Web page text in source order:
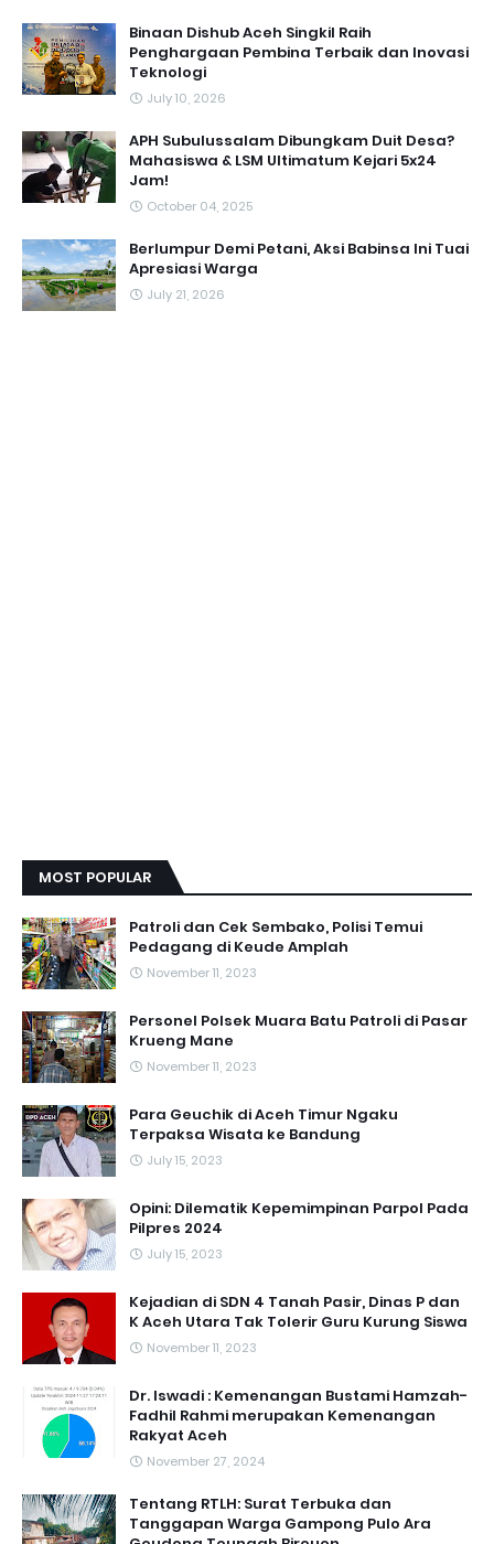
Binaan Dishub Aceh Singkil Raih
Penghargaan Pembina Terbaik dan Inovasi
Teknologi
July 10, 2026
APH Subulussalam Dibungkam Duit Desa?
Mahasiswa & LSM Ultimatum Kejari 5x24
Jam!
October 04, 2025
Berlumpur Demi Petani, Aksi Babinsa Ini Tuai
Apresiasi Warga
July 21, 2026
MOST POPULAR
Patroli dan Cek Sembako, Polisi Temui
Pedagang di Keude Amplah
November 11, 2023
Personel Polsek Muara Batu Patroli di Pasar
Krueng Mane
November 11, 2023
Para Geuchik di Aceh Timur Ngaku
Terpaksa Wisata ke Bandung
July 15, 2023
Opini: Dilematik Kepemimpinan Parpol Pada
Pilpres 2024
July 15, 2023
Kejadian di SDN 4 Tanah Pasir, Dinas P dan
K Aceh Utara Tak Tolerir Guru Kurung Siswa
November 11, 2023
Dr. Iswadi : Kemenangan Bustami Hamzah-
Fadhil Rahmi merupakan Kemenangan
Rakyat Aceh
November 27, 2024
Tentang RTLH: Surat Terbuka dan
Tanggapan Warga Gampong Pulo Ara